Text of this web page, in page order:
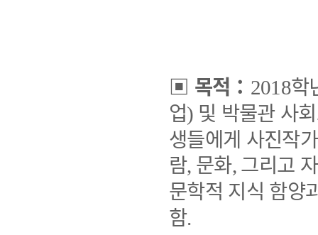
▣ 목적 ： 2018학
업) 및 박물관 사
생들에게 사진작
람, 문화, 그리고
문학적 지식 함양
함.